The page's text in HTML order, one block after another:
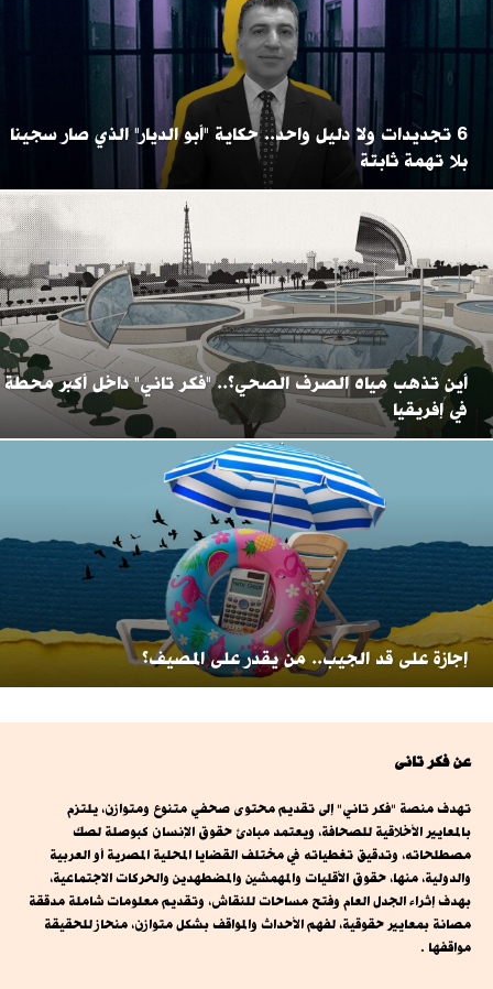
6 تجديدات ولا دليل واحد.. حكاية "أبو الديار" الذي صار سجينا
بلا تهمة ثابتة
أين تذهب مياه الصرف الصحي؟.. "فكر تاني" داخل أكبر محطة
في إفريقيا
إجازة على قد الجيب.. من يقدر على المصيف؟
عن فكر تانى
تهدف منصة "فكر تاني" إلى تقديم محتوى صحفي متنوع ومتوازن، يلتزم
بالمعايير الأخلاقية للصحافة، ويعتمد مبادئ حقوق الإنسان كبوصلة لصك
مصطلحاته، وتدقيق تغطياته في مختلف القضايا المحلية المصرية أو العربية
والدولية، منها، حقوق الأقليات والمهمشين والمضطهدين والحركات الاجتماعية،
بهدف إثراء الجدل العام وفتح مساحات للنقاش، وتقديم معلومات شاملة مدققة
مصانة بمعايير حقوقية، لفهم الأحداث والمواقف بشكل متوازن، منحاز للحقيقة
مواقفها .